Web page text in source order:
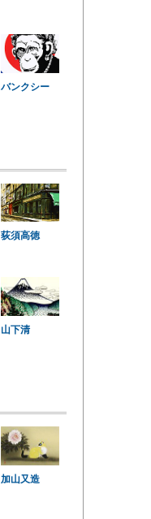
バンクシー
荻須高徳
山下清
加山又造